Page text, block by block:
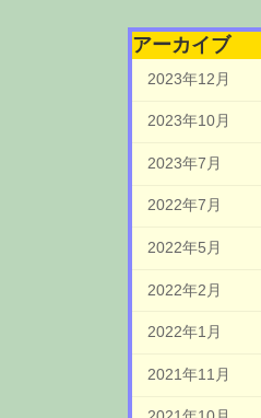
アーカイブ
2023年12月
2023年10月
2023年7月
2022年7月
2022年5月
2022年2月
2022年1月
2021年11月